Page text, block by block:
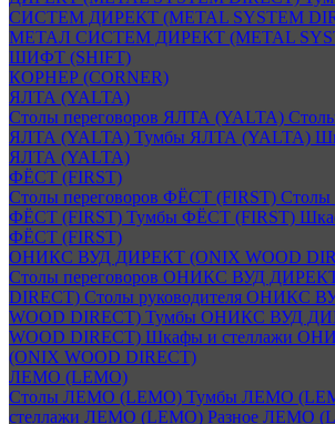
СИСТЕМ ДИРЕКТ (METAL SYSTEM
МЕТАЛ СИСТЕМ ДИРЕКТ (METAL
ШИФТ (SHIFT)
КОРНЕР (CORNER)
ЯЛТА (YALTA)
Столы переговоров ЯЛТА (YALTA)
ЯЛТА (YALTA) Тумбы ЯЛТА (YALTA)
ЯЛТА (YALTA)
ФЁСТ (FIRST)
Столы переговоров ФЁСТ (FIRST) Столы
ФЁСТ (FIRST) Тумбы ФЁСТ (FIRST)
ФЁСТ (FIRST)
ОНИКС ВУД ДИРЕКТ (ONIX WOOD
Столы переговоров ОНИКС ВУД
DIRECT) Столы руководителя ОНИКС
WOOD DIRECT) Тумбы ОНИКС ВУД
WOOD DIRECT) Шкафы и стеллажи
(ONIX WOOD DIRECT)
ЛЕМО (LEMO)
Столы ЛЕМО (LEMO) Тумбы ЛЕМО
стеллажи ЛЕМО (LEMO) Разное ЛЕМО